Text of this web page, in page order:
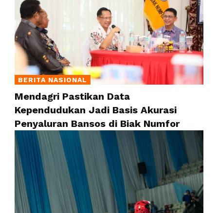
BERITA NASIONAL
Mendagri Pastikan Data
Kependudukan Jadi Basis Akurasi
Penyaluran Bansos di Biak Numfor